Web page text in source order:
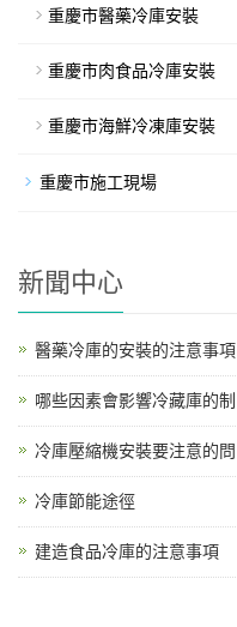
重慶市醫藥冷庫安裝
重慶市肉食品冷庫安裝
重慶市海鮮冷凍庫安裝
重慶市施工現場
新聞中心
醫藥冷庫的安裝的注意事項
哪些因素會影響冷藏庫的制
冷庫壓縮機安裝要注意的問
冷庫節能途徑
建造食品冷庫的注意事項